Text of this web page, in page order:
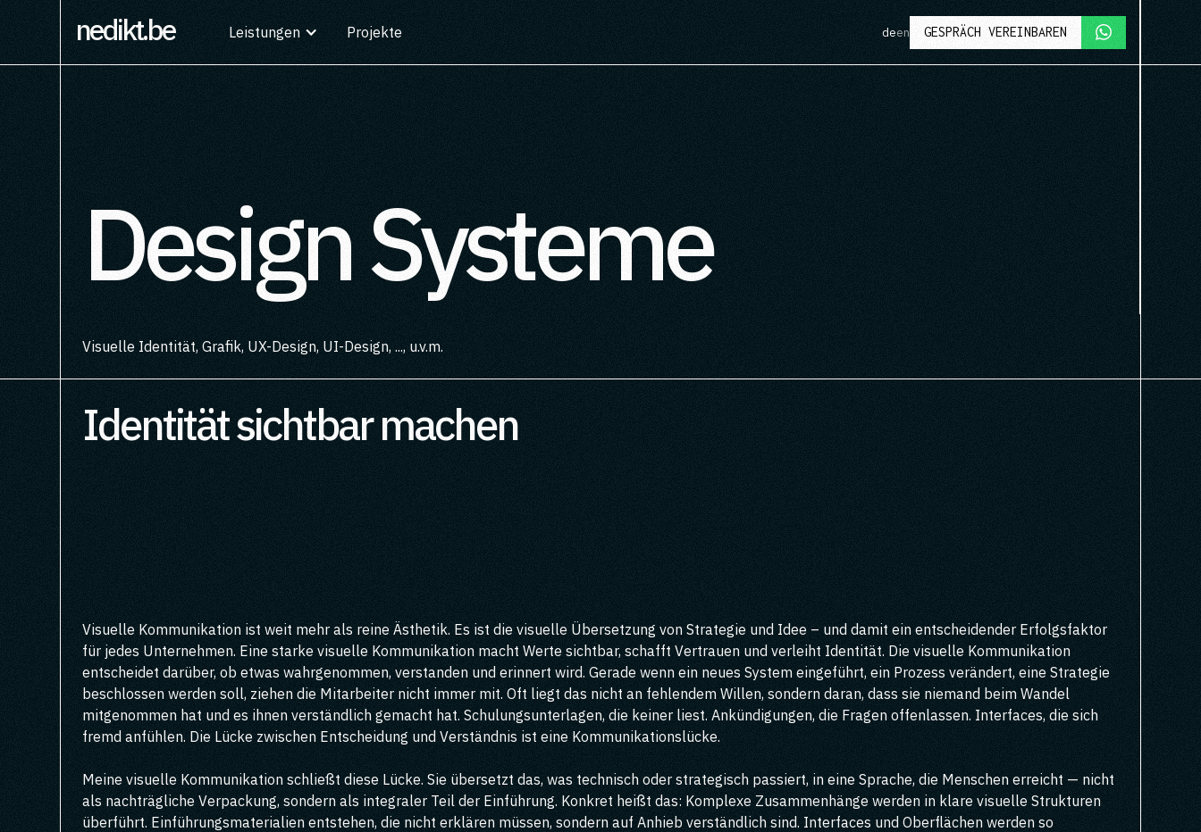
nedikt Leistungen Projekte deen GESPRÄCH VEREINBAREN
Design Systeme
Visuelle Identität, Grafik, UX-Design, UI-Design, ..., u.v.m.
Identität sichtbar machen
Visuelle Kommunikation ist weit mehr als reine Ästhetik. Es ist die visuelle Übersetzung von Strategie und Idee – und damit ein entscheidender Erfolgsfaktor
für jedes Unternehmen. Eine starke visuelle Kommunikation macht Werte sichtbar, schafft Vertrauen und verleiht Identität. Die visuelle Kommunikation
entscheidet darüber, ob etwas wahrgenommen, verstanden und erinnert wird. Gerade wenn ein neues System eingeführt, ein Prozess verändert, eine Strategie
beschlossen werden soll, ziehen die Mitarbeiter nicht immer mit. Oft liegt das nicht an fehlendem Willen, sondern daran, dass sie niemand beim Wandel
mitgenommen hat und es ihnen verständlich gemacht hat. Schulungsunterlagen, die keiner liest. Ankündigungen, die Fragen offenlassen. Interfaces, die sich
fremd anfühlen. Die Lücke zwischen Entscheidung und Verständnis ist eine Kommunikationslücke.
Meine visuelle Kommunikation schließt diese Lücke. Sie übersetzt das, was technisch oder strategisch passiert, in eine Sprache, die Menschen erreicht — nicht
als nachträgliche Verpackung, sondern als integraler Teil der Einführung. Konkret heißt das: Komplexe Zusammenhänge werden in klare visuelle Strukturen
überführt. Einführungsmaterialien entstehen, die nicht erklären müssen, sondern auf Anhieb verständlich sind. Interfaces und Oberflächen werden so